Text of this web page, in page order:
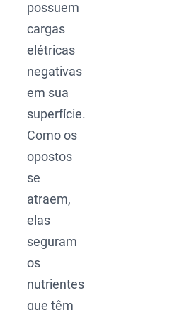
possuem
cargas
elétricas
negativas
em sua
superfície.
Como os
opostos
se
atraem,
elas
seguram
os
nutrientes
que têm